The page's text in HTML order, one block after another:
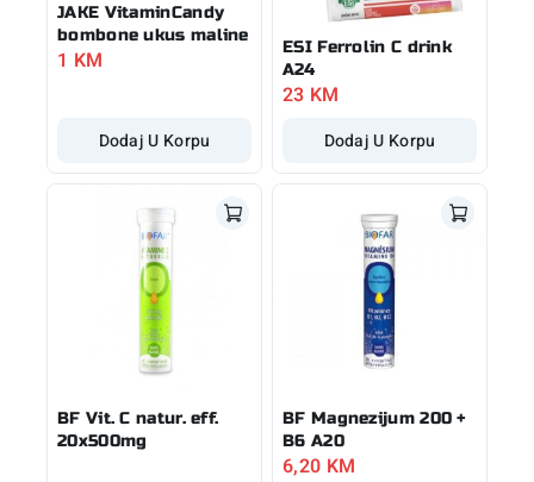
JAKE VitaminCandy
bombone ukus maline
1 KM
Dodaj U Korpu
ESI Ferrolin C drink
A24
23 KM
Dodaj U Korpu
BF Vit. C natur. eff.
20x500mg
BF Magnezijum 200 +
B6 A20
6,20 KM